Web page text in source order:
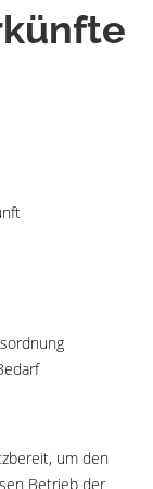
um den
Betrieb der